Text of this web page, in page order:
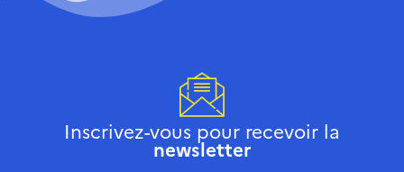
Inscrivez-vous pour recevoir la
newsletter